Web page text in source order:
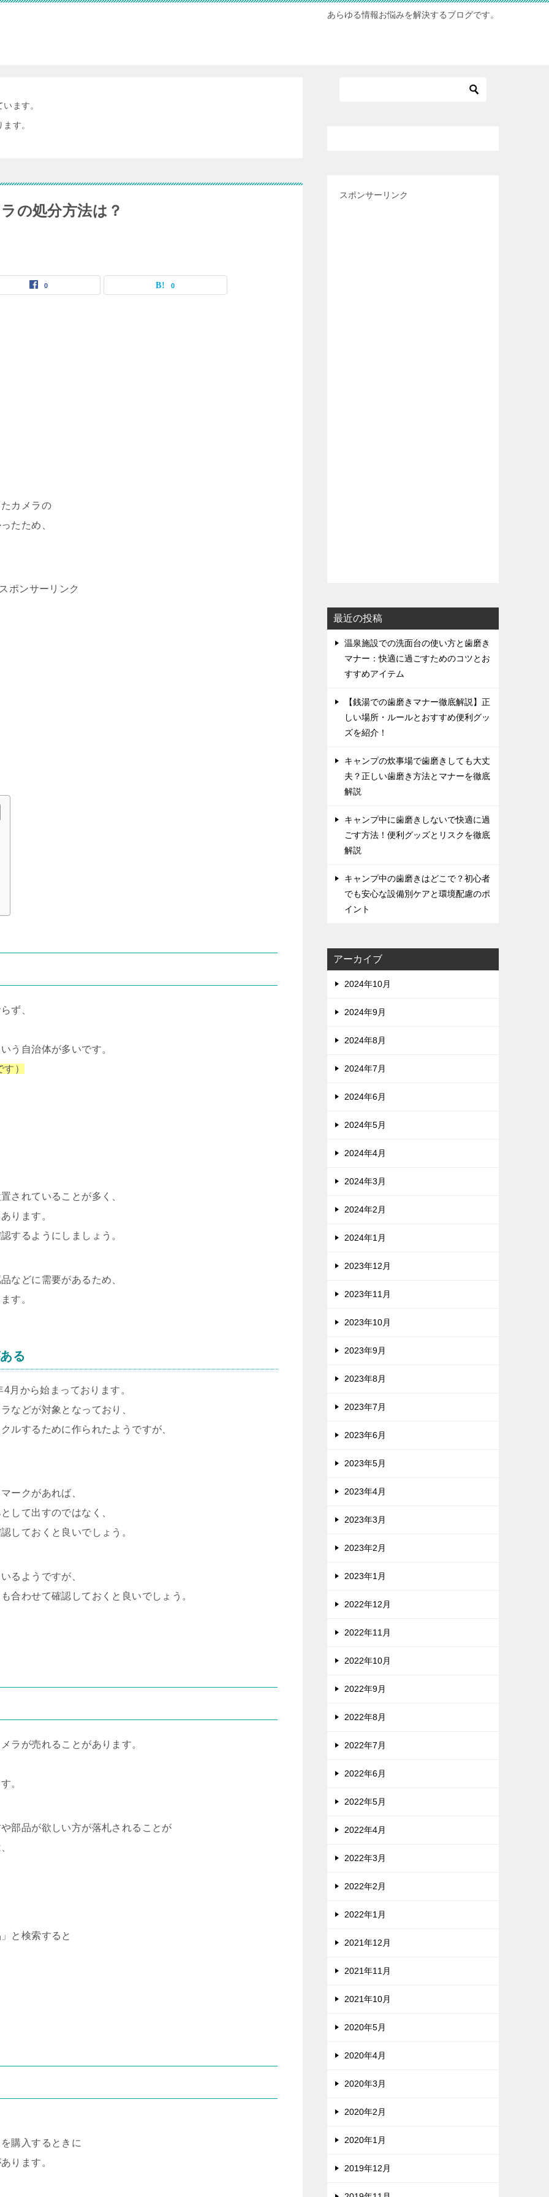
あらゆる情報お悩みを解決するブログです。
ます。
す。
の処分方法は？
0 0
カメラの
たため、
ポンサーリンク
ず、
う自治体が多いです。
）
されていることが多く、
ります。
するようにしましょう。
などに需要があるため、
す。
る
月から始まっております。
などが対象となっており、
ルするために作られたようですが、
ークがあれば、
して出すのではなく、
しておくと良いでしょう。
るようですが、
合わせて確認しておくと良いでしょう。
ラが売れることがあります。
。
部品が欲しい方が落札されることが
と検索すると
購入するときに
ります。
スポンサーリンク
最近の投稿
温泉施設での洗面台の使い方と歯磨き
マナー：快適に過ごすためのコツとお
すすめアイテム
【銭湯での歯磨きマナー徹底解説】正
しい場所・ルールとおすすめ便利グッ
ズを紹介！
キャンプの炊事場で歯磨きしても大丈
夫？正しい歯磨き方法とマナーを徹底
解説
キャンプ中に歯磨きしないで快適に過
ごす方法！便利グッズとリスクを徹底
解説
キャンプ中の歯磨きはどこで？初心者
でも安心な設備別ケアと環境配慮のポ
イント
アーカイブ
2024年10月
2024年9月
2024年8月
2024年7月
2024年6月
2024年5月
2024年4月
2024年3月
2024年2月
2024年1月
2023年12月
2023年11月
2023年10月
2023年9月
2023年8月
2023年7月
2023年6月
2023年5月
2023年4月
2023年3月
2023年2月
2023年1月
2022年12月
2022年11月
2022年10月
2022年9月
2022年8月
2022年7月
2022年6月
2022年5月
2022年4月
2022年3月
2022年2月
2022年1月
2021年12月
2021年11月
2021年10月
2020年5月
2020年4月
2020年3月
2020年2月
2020年1月
2019年12月